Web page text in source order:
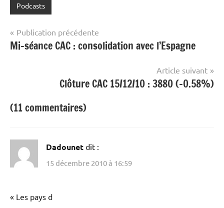
Podcasts
Navigation
de
Publication précédente
Mi-séance CAC : consolidation avec l’Espagne
Article suivant
Clôture CAC 15/12/10 : 3880 (-0.58%)
(11 commentaires)
Dadounet dit :
15 décembre 2010 à 16:59
« Les pays d